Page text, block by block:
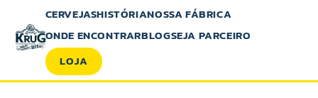
CERVEJASHISTÓRIANOSSA FÁBRICA
ONDE ENCONTRARBLOGSEJA PARCEIRO
LOJA